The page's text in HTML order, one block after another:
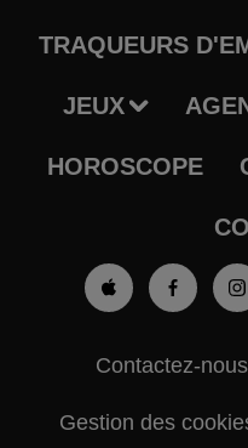
TRAQUEURS
JEUX
HOROSCOPE
Contactez-nous
Gestion des